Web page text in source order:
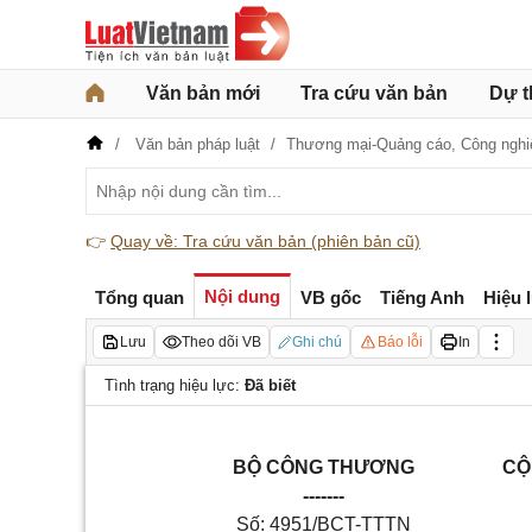
Văn bản mới Tra cứu văn bản Dự
Văn bản pháp luật Thương mại-Quảng cáo, Công
👉 Quay về: Tra cứu văn bản (phiên bản cũ)
Tổng quan Nội dung VB gốc Tiếng Anh Hiệu
Lưu Theo dõi VB Ghi chú Báo lỗi In
Tình trạng hiệu lực: Đã biết
BỘ CÔNG THƯƠNG
-------
Số: 4951/BCT-TTTN